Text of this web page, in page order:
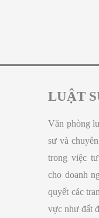
LUẬT
Văn phòng
sư và
trong việc
cho doanh
quyết các
vực như đất